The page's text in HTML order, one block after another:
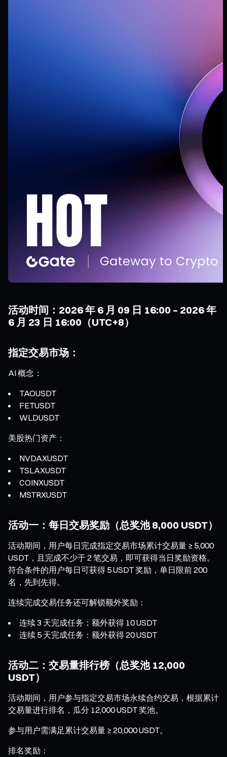
活动时间：2026 年 6 月 09 日 16:00 – 2026 年
6 月 23 日 16:00（UTC+8）
指定交易市场：
AI 概念：
TAOUSDT
FETUSDT
WLDUSDT
美股热门资产：
NVDAXUSDT
TSLAXUSDT
COINXUSDT
MSTRXUSDT
活动一：每日交易奖励（总奖池 8,000 USDT）
活动期间，用户每日完成指定交易市场累计交易量 ≥ 5,000
USDT，且完成不少于 2 笔交易，即可获得当日奖励资格。
符合条件的用户每日可获得 5 USDT 奖励，单日限前 200
名，先到先得。
连续完成交易任务还可解锁额外奖励：
连续 3 天完成任务：额外获得 10 USDT
连续 5 天完成任务：额外获得 20 USDT
活动二：交易量排行榜（总奖池 12,000
USDT）
活动期间，用户参与指定交易市场永续合约交易，根据累计
交易量进行排名，瓜分 12,000 USDT 奖池。
参与用户需满足累计交易量 ≥ 20,000 USDT。
排名奖励：